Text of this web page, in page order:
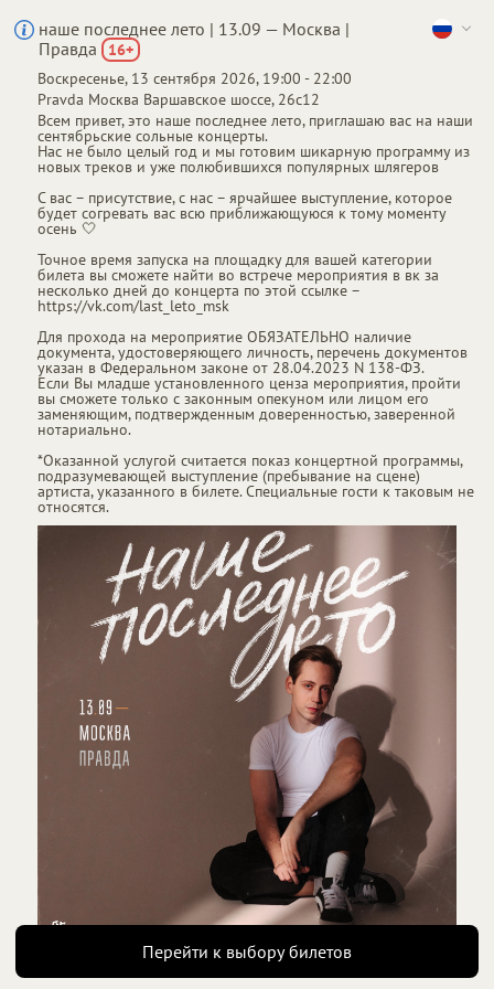
наше последнее лето | 13.09 — Москва |
Правда
16+
Воскресенье, 13 сентября 2026, 19:00 - 22:00
Pravda Москва Варшавское шоссе, 26с12
Всем привет, это наше последнее лето, приглашаю вас на наши
сентябрьские сольные концерты.
Нас не было целый год и мы готовим шикарную программу из
новых треков и уже полюбившихся популярных шлягеров
С вас – присутствие, с нас – ярчайшее выступление, которое
будет согревать вас всю приближающуюся к тому моменту
осень 🤍
Точное время запуска на площадку для вашей категории
билета вы сможете найти во встрече мероприятия в вк за
несколько дней до концерта по этой ссылке –
https://vk.com/last_leto_msk
Для прохода на мероприятие ОБЯЗАТЕЛЬНО наличие
документа, удостоверяющего личность, перечень документов
указан в Федеральном законе от 28.04.2023 N 138-ФЗ.
Если Вы младше установленного ценза мероприятия, пройти
вы сможете только с законным опекуном или лицом его
заменяющим, подтвержденным доверенностью, заверенной
нотариально.
*Оказанной услугой считается показ концертной программы,
подразумевающей выступление (пребывание на сцене)
артиста, указанного в билете. Специальные гости к таковым не
относятся.
Перейти к выбору билетов
От 1 600 ₽ до 4 700 ₽
Нажимая «Далее», вы соглашаетесь с
Есть промокод?